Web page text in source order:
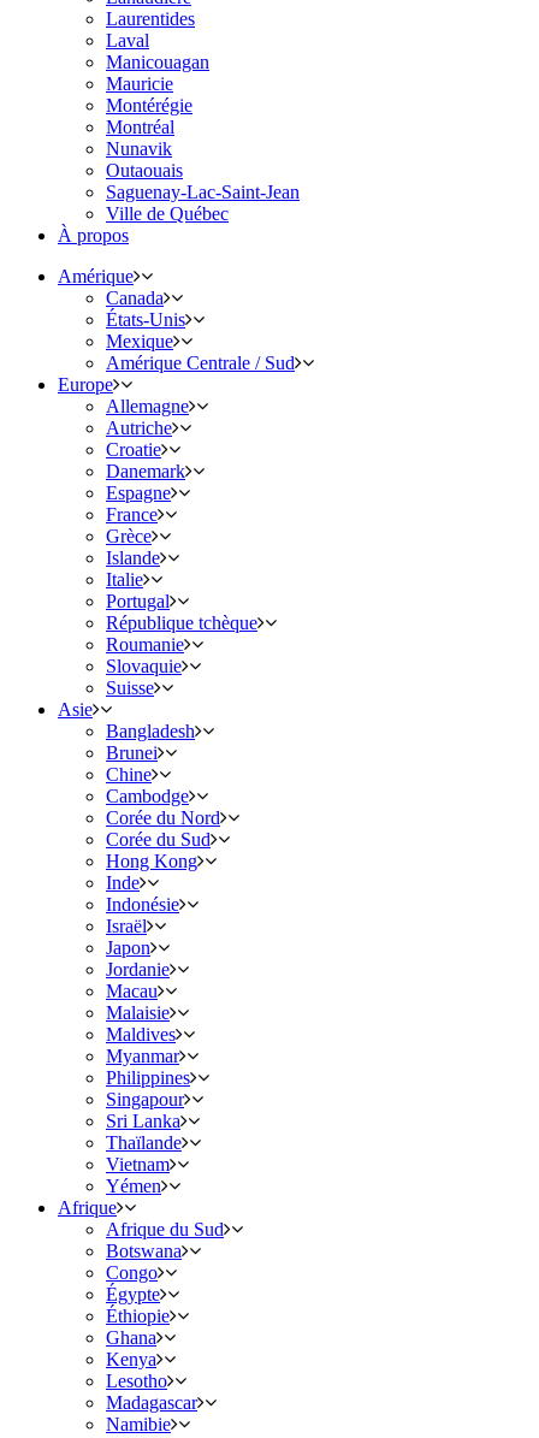
Laurentides
Laval
Manicouagan
Mauricie
Montérégie
Montréal
Nunavik
Outaouais
Saguenay-Lac-Saint-Jean
Ville de Québec
À propos
Amérique
Canada
États-Unis
Mexique
Amérique Centrale / Sud
Europe
Allemagne
Autriche
Croatie
Danemark
Espagne
France
Grèce
Islande
Italie
Portugal
République tchèque
Roumanie
Slovaquie
Suisse
Asie
Bangladesh
Brunei
Chine
Cambodge
Corée du Nord
Corée du Sud
Hong Kong
Inde
Indonésie
Israël
Japon
Jordanie
Macau
Malaisie
Maldives
Myanmar
Philippines
Singapour
Sri Lanka
Thaïlande
Vietnam
Yémen
Afrique
Afrique du Sud
Botswana
Congo
Égypte
Éthiopie
Ghana
Kenya
Lesotho
Madagascar
Namibie